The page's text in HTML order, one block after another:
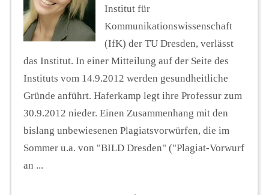
Seminare
Unterstützen
Institut für
Kommunikationswissenschaft
(IfK) der TU Dresden, verlässt
das Institut. In einer Mitteilung auf der Seite des
Instituts vom 14.9.2012 werden gesundheitliche
Gründe anführt. Haferkamp legt ihre Professur zum
30.9.2012 nieder. Einen Zusammenhang mit den
bislang unbewiesenen Plagiatsvorwürfen, die im
Sommer u.a. von "BILD Dresden" ("Plagiat-Vorwurf
an ...